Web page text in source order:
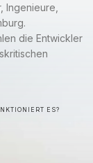
Ingenieure,
die Entwickler
ES?